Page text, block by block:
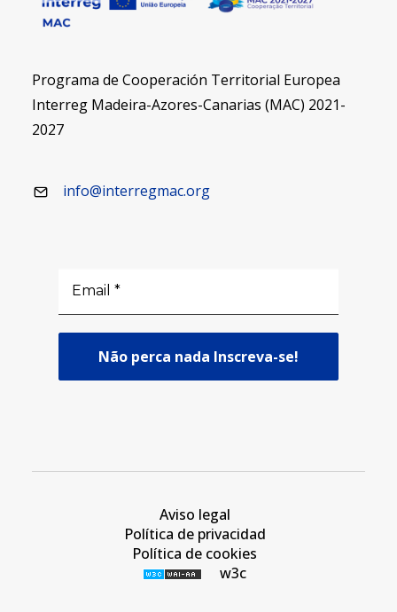
Programa de Cooperación Territorial Europea
Interreg Madeira-Azores-Canarias (MAC) 2021-
2027
info@interregmac.org
Aviso legal
Política de privacidad
Política de cookies
w3c